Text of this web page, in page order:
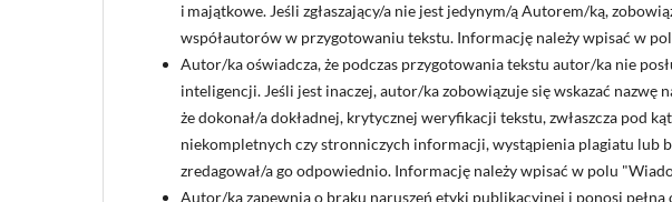
i majątkowe. Jeśli zgłaszający/a nie jest jedynym/ą Autorem/ką,
współautorów w przygotowaniu tekstu. Informację należy wpisać w
Autor/ka oświadcza, że podczas przygotowania tekstu autor/ka nie
inteligencji. Jeśli jest inaczej, autor/ka zobowiązuje się wskazać nazwę
że dokonał/a dokładnej, krytycznej weryfikacji tekstu, zwłaszcza pod
niekompletnych czy stronniczych informacji, wystąpienia plagiatu lub
zredagował/a go odpowiednio. Informację należy wpisać w polu
Autor/ka zapewnia o braku naruszeń etyki publikacyjnej i ponosi